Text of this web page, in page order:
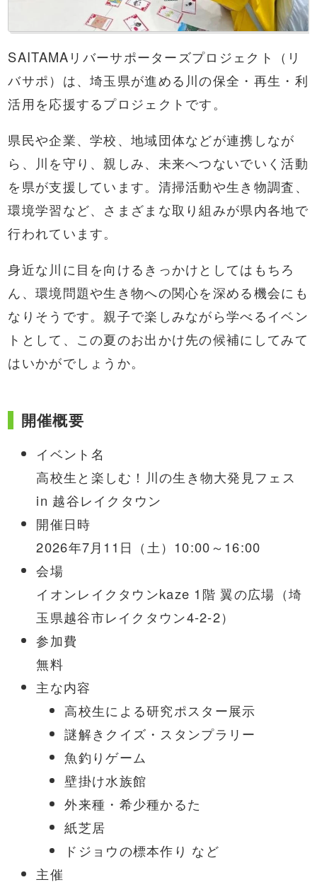
SAITAMAリバーサポーターズプロジェクト（リ
バサポ）は、埼玉県が進める川の保全・再生・利
活用を応援するプロジェクトです。
県民や企業、学校、地域団体などが連携しなが
ら、川を守り、親しみ、未来へつないでいく活動
を県が支援しています。清掃活動や生き物調査、
環境学習など、さまざまな取り組みが県内各地で
行われています。
身近な川に目を向けるきっかけとしてはもちろ
ん、環境問題や生き物への関心を深める機会にも
なりそうです。親子で楽しみながら学べるイベン
トとして、この夏のお出かけ先の候補にしてみて
はいかがでしょうか。
開催概要
イベント名
高校生と楽しむ！川の生き物大発見フェス
in 越谷レイクタウン
開催日時
2026年7月11日（土）10:00～16:00
会場
イオンレイクタウンkaze 1階 翼の広場（埼
玉県越谷市レイクタウン4-2-2）
参加費
無料
主な内容
高校生による研究ポスター展示
謎解きクイズ・スタンプラリー
魚釣りゲーム
壁掛け水族館
外来種・希少種かるた
紙芝居
ドジョウの標本作り など
主催